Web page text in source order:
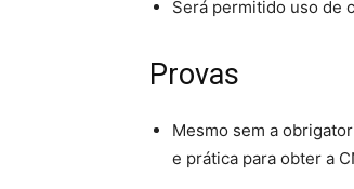
Será permitido uso de
Provas
Mesmo sem a
e prática para obter a